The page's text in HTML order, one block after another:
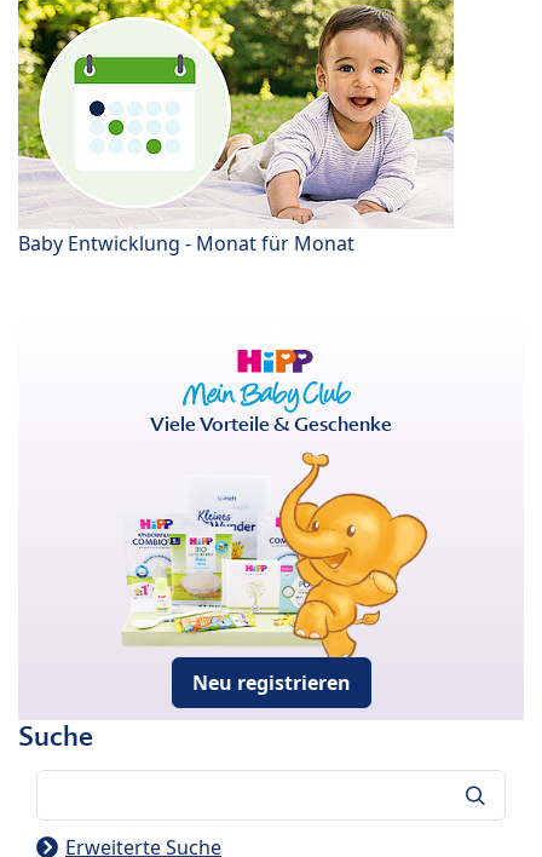
Baby Entwicklung - Monat für Monat
Viele Vorteile & Geschenke
Neu registrieren
Suche
Erweiterte Suche